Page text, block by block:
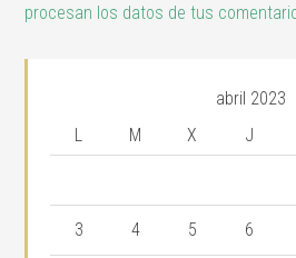
procesan los datos de tus
abril 2023
L
M X J
3 4 5 6